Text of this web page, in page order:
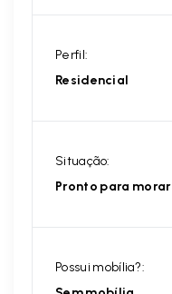
Perfil:
Residencial
Situação:
Pronto para morar
Possui mobília?: